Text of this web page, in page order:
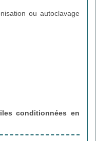
ou autoclavage
conditionnées en